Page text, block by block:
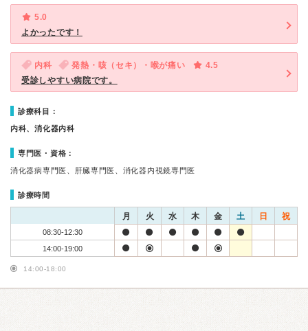
5.0
よかったです！
内科 発熱・咳（セキ）・喉が痛い
4.5
受診しやすい病院です。
診療科目：
内科、消化器内科
専門医・資格：
消化器病専門医、肝臓専門医、消化器内視鏡専門医
診療時間
月 火 水 木 金 土 日 祝
08:30-12:30
14:00-19:00
14:00-18:00